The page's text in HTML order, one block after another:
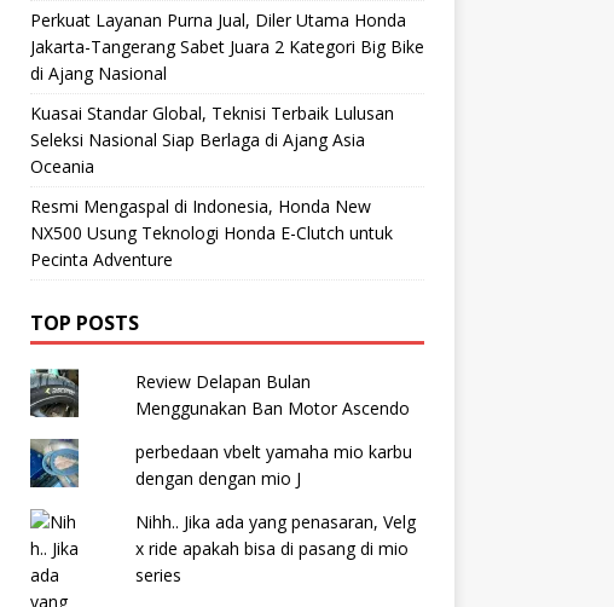
Perkuat Layanan Purna Jual, Diler Utama Honda
Jakarta-Tangerang Sabet Juara 2 Kategori Big Bike
di Ajang Nasional
Kuasai Standar Global, Teknisi Terbaik Lulusan
Seleksi Nasional Siap Berlaga di Ajang Asia
Oceania
Resmi Mengaspal di Indonesia, Honda New
NX500 Usung Teknologi Honda E-Clutch untuk
Pecinta Adventure
TOP POSTS
Review Delapan Bulan
Menggunakan Ban Motor Ascendo
perbedaan vbelt yamaha mio karbu
dengan dengan mio J
Nihh.. Jika ada yang penasaran, Velg
x ride apakah bisa di pasang di mio
series